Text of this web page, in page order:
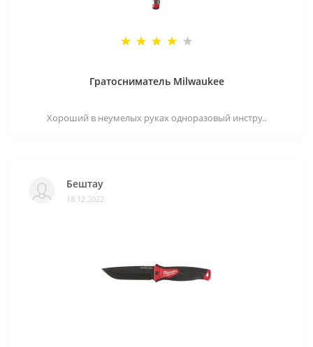
Гратосниматель Milwaukee
Хороший в неумелых руках одноразовый инстру..
Бештау
18.12.2022